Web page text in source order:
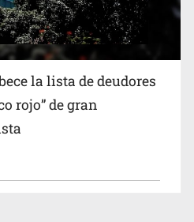
la lista de deudores
rojo” de gran